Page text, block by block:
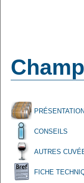
PRÉSENTATION
CONSEILS
AUTRES
FICHE